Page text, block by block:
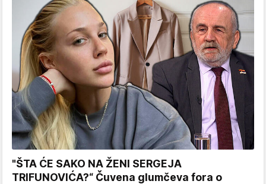
"ŠTA ĆE SAKO NA ŽENI SERGEJA
TRIFUNOVIĆA?“ Čuvena glumčeva fora o